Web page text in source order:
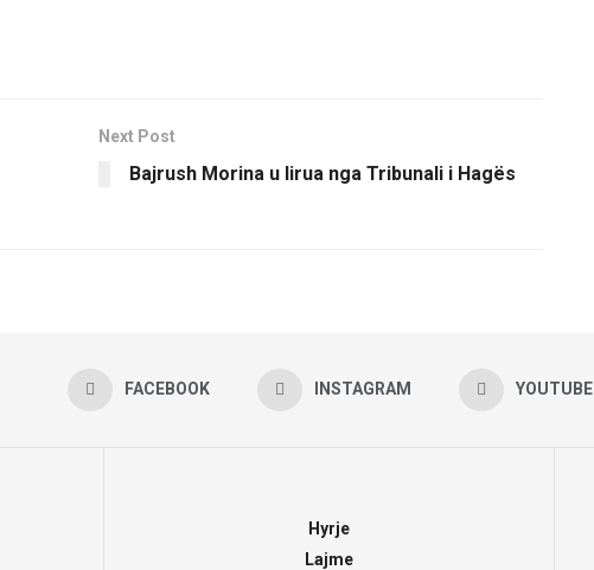
Next Post
Bajrush Morina u lirua nga Tribunali i Hagës
FACEBOOK INSTAGRAM YOUTUBE
Hyrje
Lajme